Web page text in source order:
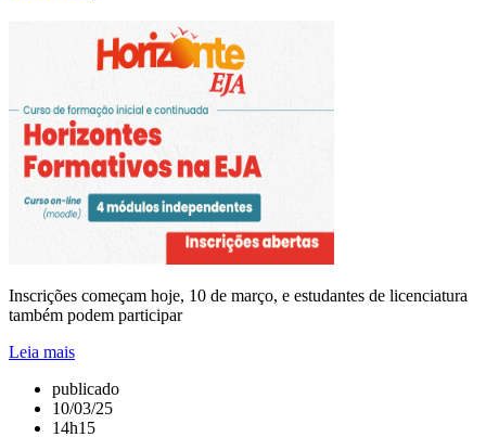
Inscrições começam hoje, 10 de março, e estudantes de licenciatura
também podem participar
Leia mais
publicado
10/03/25
14h15